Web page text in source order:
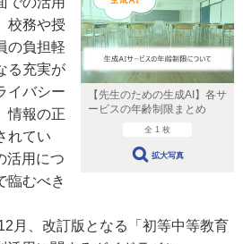
【先生のための生成AI】各サ
ービスの年齢制限まとめ
全 1 枚
拡大写真
校務や授
の負担軽
る充実が
イバシー
情報の正
れてい
活用につ
臨むべき
月、改訂版となる「初等中等教育